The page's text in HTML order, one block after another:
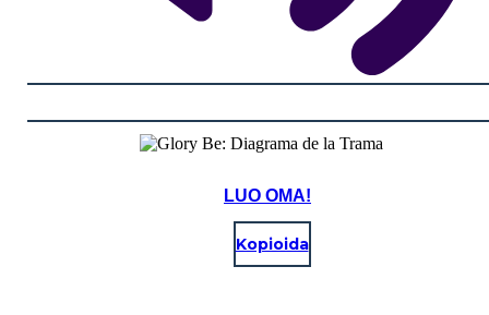
LUO OMA!
Kopioida